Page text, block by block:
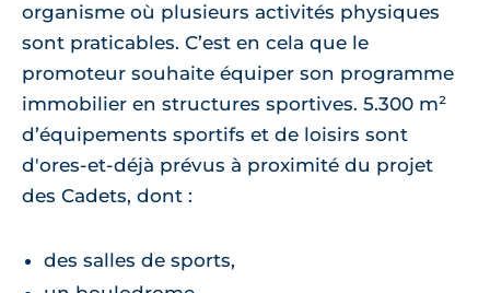
organisme où plusieurs activités physiques
sont praticables. C’est en cela que le
promoteur souhaite équiper son programme
immobilier en structures sportives. 5.300 m²
d’équipements sportifs et de loisirs sont
d'ores-et-déjà prévus à proximité du projet
des Cadets, dont :
des salles de sports,